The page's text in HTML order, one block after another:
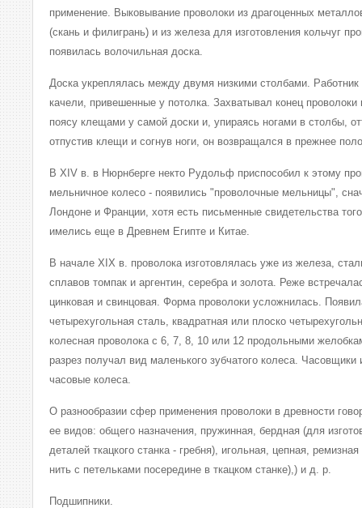
применение. Выковывание проволоки из драгоценных
(скань и филигрань) и из железа для изготовления кольчуг
появилась волочильная доска.
Доска укреплялась между двумя низкими столбами.
качели, привешенные у потолка. Захватывал конец проволоки
поясу клещами у самой доски и, упираясь ногами в столбы,
отпустив клещи и согнув ноги, он возвращался в прежнее
В XIV в. в Нюрнберге некто Рудольф приспособил к этому
мельничное колесо - появились "проволочные мельницы",
Лондоне и Франции, хотя есть письменные свидетельства
имелись еще в Древнем Египте и Китае.
В начале XIX в. проволока изготовлялась уже из железа,
сплавов томпак и аргентин, серебра и золота. Реже
цинковая и свинцовая. Форма проволоки усложнилась.
четырехугольная сталь, квадратная или плоско
колесная проволока с 6, 7, 8, 10 или 12 продольными
разрез получал вид маленького зубчатого колеса. Часовщики
часовые колеса.
О разнообразии сфер применения проволоки в древности
ее видов: общего назначения, пружинная, бердная (для
деталей ткацкого станка - гребня), игольная, цепная,
нить с петельками посередине в ткацком станке),) и д. р.
Подшипники.